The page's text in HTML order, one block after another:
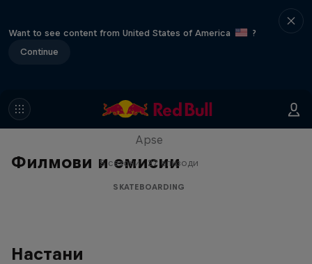
Want to see content from United States of America
?
Continue
Филмови и емисии
Skate Tales
Apse
5 сезони · 27 епизоди
SKATEBOARDING
Настани